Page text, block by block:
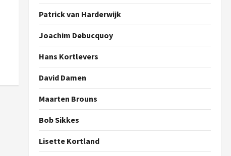
Patrick van Harderwijk
Joachim Debucquoy
Hans Kortlevers
David Damen
Maarten Brouns
Bob Sikkes
Lisette Kortland